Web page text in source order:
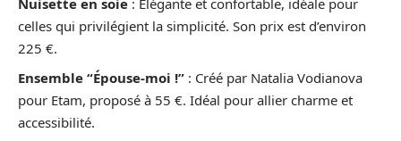
Nuisette en soie : Élégante et confortable, idéale pour
celles qui privilégient la simplicité. Son prix est d’environ
225 €.
Ensemble “Épouse-moi !” : Créé par Natalia Vodianova
pour Etam, proposé à 55 €. Idéal pour allier charme et
accessibilité.